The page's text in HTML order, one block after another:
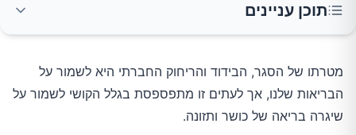
תוכן עניינים
תזונה
החליטו על שעה בה אוכלים ארוחה משפחתית
מטרתו של הסגר, הבידוד והריחוק החברתי היא לשמור על
הבריאות שלנו, אך לעתים זו מתפספסת בגלל הקושי לשמור על
שיגרה בריאה של כושר ותזונה.